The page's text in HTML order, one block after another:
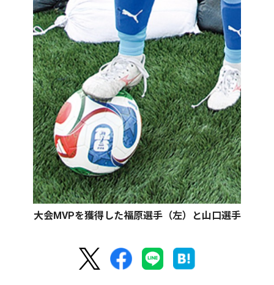
大会MVPを獲得した福原選手（左）と山口選手